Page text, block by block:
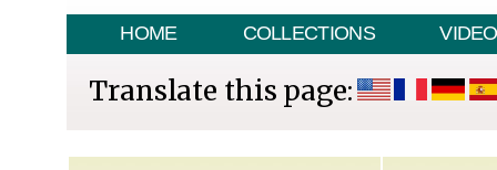
HOME COLLECTIONS VIDEO
Translate this page: